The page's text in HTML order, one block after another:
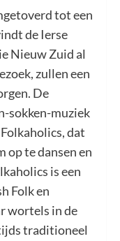
tot een
de Ierse
Nieuw Zuid al
zullen een
De
sokken-muziek
dat
op te dansen en
is een
Folk en
wortels in de
traditioneel